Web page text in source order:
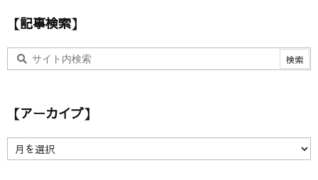
【記事検索】
【アーカイブ】
ア